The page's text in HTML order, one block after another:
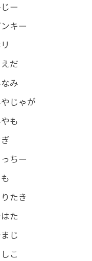
ー
キー
だ
み
じゃが
も
ちー
たき
た
じ
こ